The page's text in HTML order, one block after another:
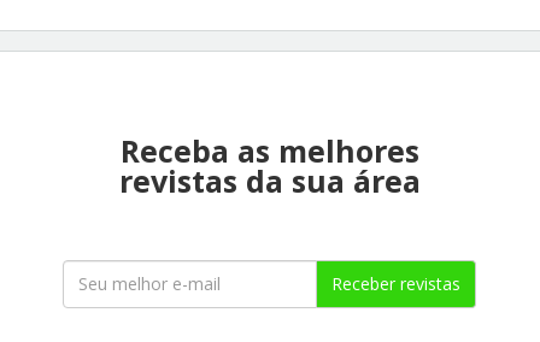
Receba as melhores
revistas da sua área
Receber revistas